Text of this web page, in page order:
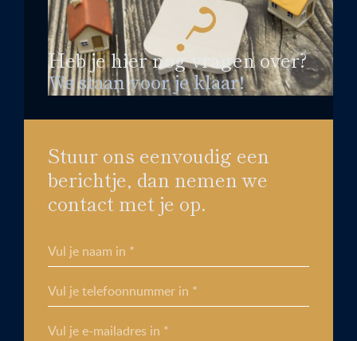
Heb je hier nog vragen over?
We staan voor je klaar!
Stuur ons eenvoudig een
berichtje, dan nemen we
contact met je op.
Vul je naam in *
Vul je telefoonnummer in *
Vul je e-mailadres in *